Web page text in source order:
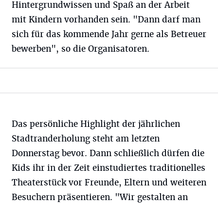
Hintergrundwissen und Spaß an der Arbeit
mit Kindern vorhanden sein. "Dann darf man
sich für das kommende Jahr gerne als Betreuer
bewerben", so die Organisatoren.
Das persönliche Highlight der jährlichen
Stadtranderholung steht am letzten
Donnerstag bevor. Dann schließlich dürfen die
Kids ihr in der Zeit einstudiertes traditionelles
Theaterstück vor Freunde, Eltern und weiteren
Besuchern präsentieren. "Wir gestalten an